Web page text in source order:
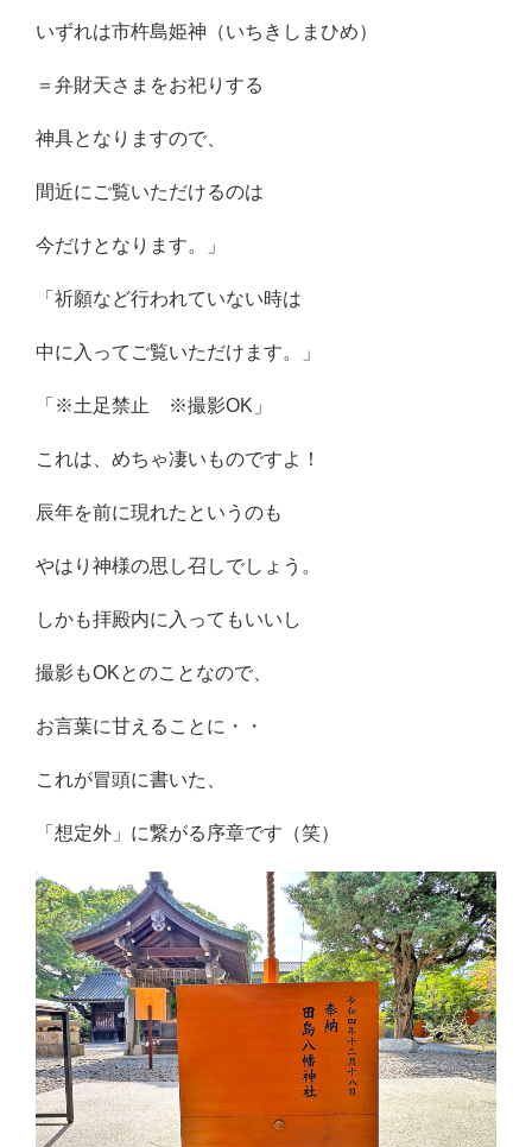
いずれは市杵島姫神（いちきしまひめ）
＝弁財天さまをお祀りする
神具となりますので、
間近にご覧いただけるのは
今だけとなります。」
「祈願など行われていない時は
中に入ってご覧いただけます。」
「※土足禁止 ※撮影OK」
これは、めちゃ凄いものですよ！
辰年を前に現れたというのも
やはり神様の思し召しでしょう。
しかも拝殿内に入ってもいいし
撮影もOKとのことなので、
お言葉に甘えることに・・
これが冒頭に書いた、
「想定外」に繋がる序章です（笑）